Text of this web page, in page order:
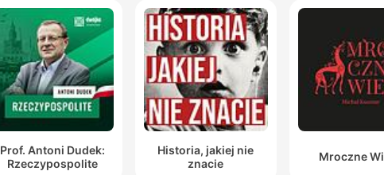
Prof. Antoni Dudek:
Rzeczypospolite
Historia, jakiej nie
znacie
Mroczne